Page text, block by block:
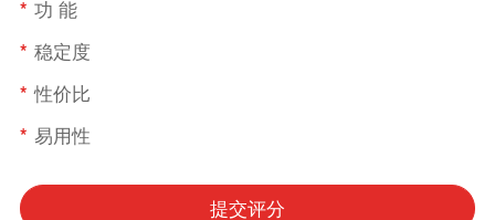
* 功 能
* 稳定度
* 性价比
* 易用性
提交评分